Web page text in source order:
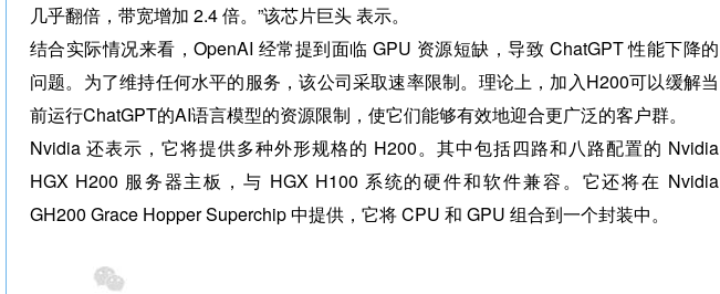
几乎翻倍，带宽增加 2.4 倍。”该芯片巨头 表示。
结合实际情况来看，OpenAI 经常提到面临 GPU 资源短缺，导致 ChatGPT 性能下降的
问题。为了维持任何水平的服务，该公司采取速率限制。理论上，加入H200可以缓解当
前运行ChatGPT的AI语言模型的资源限制，使它们能够有效地迎合更广泛的客户群。
Nvidia 还表示，它将提供多种外形规格的 H200。其中包括四路和八路配置的 Nvidia
HGX H200 服务器主板，与 HGX H100 系统的硬件和软件兼容。它还将在 Nvidia
GH200 Grace Hopper Superchip 中提供，它将 CPU 和 GPU 组合到一个封装中。